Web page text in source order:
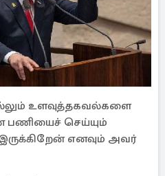
உளவுத்தகவல்களை
பணியைச் செய்யும்
எனவும் அவர்